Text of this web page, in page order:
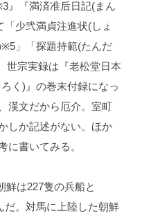
』『満済准后日記(まん
少弐満貞注進状(しょ
」「探題持範(たんだ
世宗実録は『老松堂日本
く)』の巻末付録になっ
漢文だから厄介。室町
しか記述がない。ほか
に書いてみる。
は227隻の兵船と
だ。対馬に上陸した朝鮮